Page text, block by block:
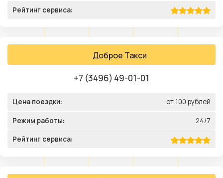
Рейтинг сервиса:
Доброе Такси
+7 (3496) 49-01-01
Цена поездки: от 100 рублей
Режим работы: 24/7
Рейтинг сервиса: